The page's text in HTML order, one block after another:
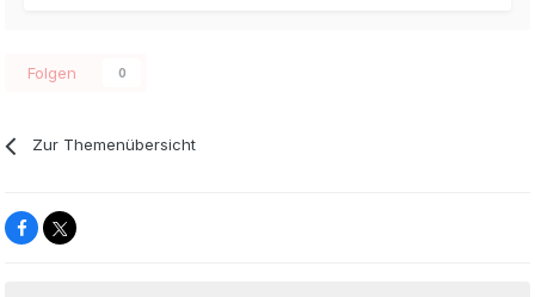
Folgen 0
Zur Themenübersicht